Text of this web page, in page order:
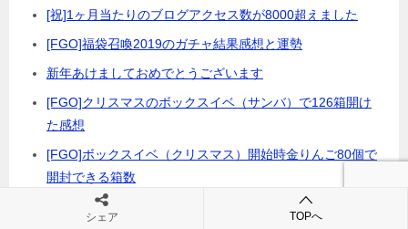
[祝]1ヶ月当たりのブログアクセス数が8000超えました
[FGO]福袋召喚2019のガチャ結果感想と運勢
新年あけましておめでとうございます
[FGO]クリスマスのボックスイベ（サンバ）で126箱開け
た感想
[FGO]ボックスイベ（クリスマス）開始時金りんご80個で
開封できる箱数
[FGO]欲しい鯖の記事を書いたら出る説・・・新たな教が
シェア TOPへ